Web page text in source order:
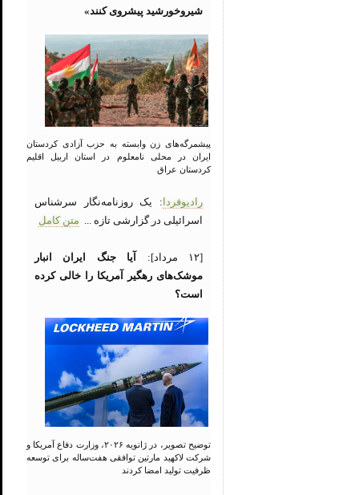
شیروخورشید پیشروی کنند»
پیشمرگه‌های زن وابسته به حزب آزادی کردستان
ایران در محلی نامعلوم در استان اربیل اقلیم
کردستان عراق
رادیوفردا : یک روزنامه‌نگار سرشناس
اسرائیلی در گزارشی تازه ... متن کامل
[۱۲ مرداد]:
آیا جنگ ایران انبار
موشک‌های رهگیر آمریکا را خالی کرده
است؟
توضیح تصویر، در ژانویه ۲۰۲۶، وزارت دفاع آمریکا و
شرکت لاکهید مارتین توافقی هفت‌ساله برای توسعه
ظرفیت تولید امضا کردند